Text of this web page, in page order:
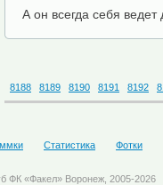
А он всегда себя ведет
8188 8189 8190 8191 8192
Статистика Фотки
ФК «Факел» Воронеж, 2005-2026